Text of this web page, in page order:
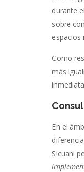
durante
sobre
espacios
Como
más
En el
Sicuani